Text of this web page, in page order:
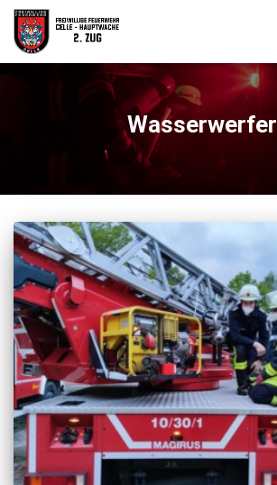
Wasserwerfer